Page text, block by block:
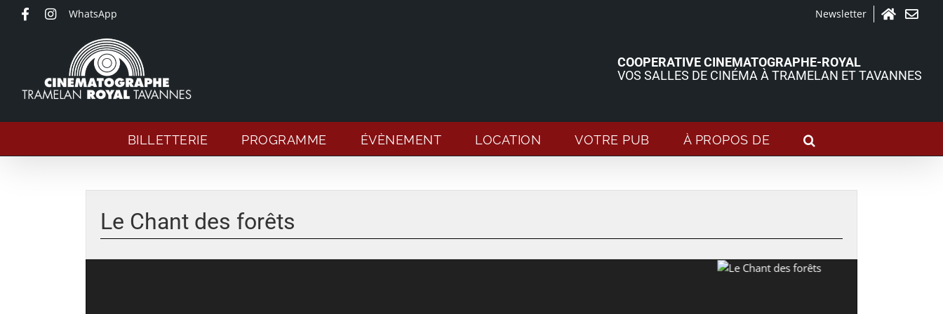
Passer
WhatsApp Newsletter
COOPERATIVE CINEMATOGRAPHE-ROYAL
VOS SALLES DE CINÉMA À TRAMELAN ET TAVANNES
BILLETTERIE PROGRAMME ÉVÈNEMENT LOCATION VOTRE PUB À PROPOS DE
l'image
agrandie
Le Chant des forêts